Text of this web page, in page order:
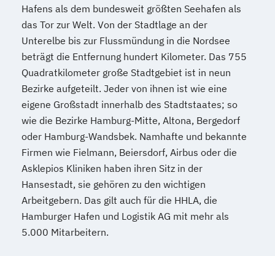
Fachkraft für Inklusions- und
Integrationspädagogik
Fachkraft für Medienpädagogik
Fachkraft in der häuslichen Pflege
Fachmann für kaufmännische
Betriebsführung (HwO)
Wellness & Prävention
Fachtrainer für Seniorensport (ILS)
Fachwirt für Büro- und Projektorganisation
(IHK)
Fachwirt für Marketing (IHK)
Fachwirt im Gastgewerbe (IHK)
Fachwirt im Gesundheits- und Sozialwesen
Wirtschafts­ingenieur­wesen Logistik
Wirtschafts­ingenieur­wesen Mechatronik
Wirtschafts­ingenieur­wesen Medizintechnik
Wirtschafts­ingenieur­wesen
Verfahrenstechnik
Zukunftsmanagement
Hafens als dem bundesweit größten Seehafen als
das Tor zur Welt. Von der Stadtlage an der
Unterelbe bis zur Flussmündung in die Nordsee
beträgt die Entfernung hundert Kilometer. Das 755
Quadratkilometer große Stadtgebiet ist in neun
Bezirke aufgeteilt. Jeder von ihnen ist wie eine
eigene Großstadt innerhalb des Stadtstaates; so
wie die Bezirke Hamburg-Mitte, Altona, Bergedorf
oder Hamburg-Wandsbek. Namhafte und bekannte
Firmen wie Fielmann, Beiersdorf, Airbus oder die
Asklepios Kliniken haben ihren Sitz in der
Hansestadt, sie gehören zu den wichtigen
Arbeitgebern. Das gilt auch für die HHLA, die
Hamburger Hafen und Logistik AG mit mehr als
5.000 Mitarbeitern.